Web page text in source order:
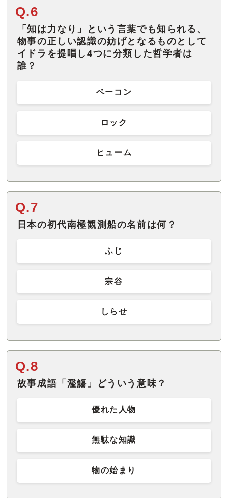
Q.6
「知は力なり」という言葉でも知られる、
物事の正しい認識の妨げとなるものとして
イドラを提唱し4つに分類した哲学者は
誰？
ベーコン
ロック
ヒューム
Q.7
日本の初代南極観測船の名前は何？
ふじ
宗谷
しらせ
Q.8
故事成語「濫觴」どういう意味？
優れた人物
無駄な知識
物の始まり